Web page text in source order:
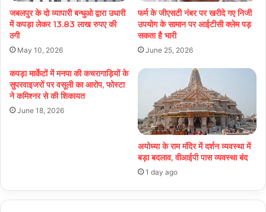
जबलपुर के दो व्यापारी बन्धुओ द्वारा उधारी
में कपड़ा लेकर 13.83 लाख रुपए की
ठगी
May 10, 2026
फर्म के जीएसटी नंबर पर खरीदे गए निजी
उपयोग के सामान पर आईटीसी क्लेम पड़
सकता है भारी
June 25, 2026
कपड़ा मार्केटों में मनपा की कचरागाड़ियों के
सुपरवाइजरों पर वसूली का आरोप, फोस्टा
ने कमिश्नर से की शिकायत
June 18, 2026
अयोध्या के राम मंदिर में दर्शन व्यवस्था में
बड़ा बदलाव, वीआईपी पास व्यवस्था बंद
1 day ago